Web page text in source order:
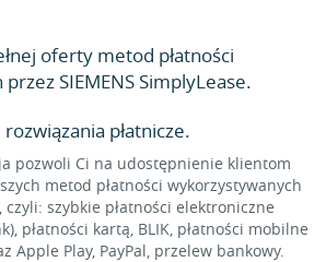
oferty metod płatności
SIEMENS SimplyLease.
płatnicze.
pozwoli Ci na udostępnienie klientom
metod płatności wykorzystywanych
czyli: szybkie płatności elektroniczne
płatności kartą, BLIK, płatności mobilne
Apple Play, PayPal, przelew bankowy.